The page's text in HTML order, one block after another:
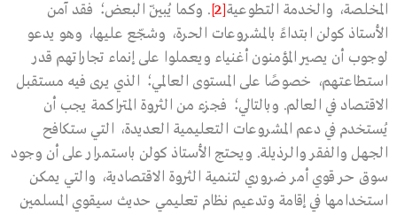
المخلصة، والخدمة التطوعية[2]
. وكما يُبيّن البعض؛ فقد آمن
الأستاذ كولن ابتداءً بالمشروعات الحرة، وشجّع عليها، وهو يدعو
لوجوب أن يصير المؤمنون أغنياء ويعملوا على إنماء تجاراتهم قدر
استطاعتهم، خصوصًا على المستوى العالمي؛ الذي يرى فيه مستقبل
الاقتصاد في العالم. وبالتالي؛ فجزء من الثروة المتراكمة يجب أن
يُستخدم في دعم المشروعات التعليمية العديدة، التي ستكافح
الجهل والفقر والرذيلة. ويحتج الأستاذ كولن باستمرار على أن وجود
سوق حر قوي أمر ضروري لتنمية الثروة الاقتصادية، والتي يمكن
استخدامها في إقامة وتدعيم نظام تعليمي حديث سيقوي المسلمين